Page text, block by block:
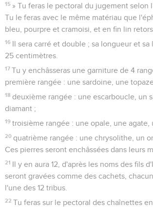
15 » Tu feras le pectoral du jugement selon
Tu le feras avec le même matériau que
bleu, pourpre et cramoisi, et en fin lin retors.
16 Il sera carré et double ; sa longueur et sa
25 centimètres.
17 Tu y enchâsseras une garniture de 4
première rangée : une sardoine, une
18 deuxième rangée : une escarboucle, un
diamant ;
19 troisième rangée : une opale, une agate,
20 quatrième rangée : une chrysolithe, un
Ces pierres seront enchâssées dans leurs
21 Il y en aura 12, d'après les noms des fils
seront gravées comme des cachets,
l'une des 12 tribus.
22 Tu feras sur le pectoral des chaînettes